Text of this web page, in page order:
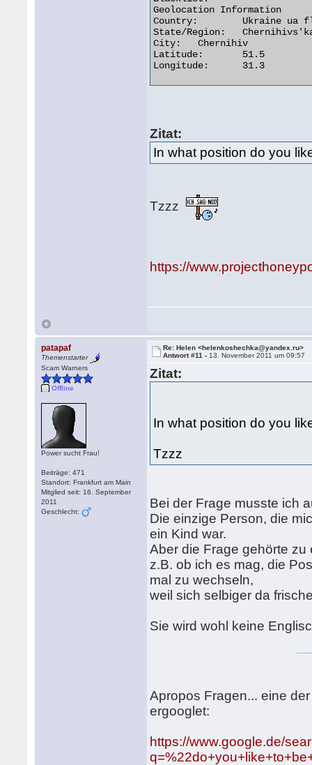
Geolocation Information
Country:	Ukraine ua flag
State/Region:	Chernihivs'ka Oblast'
City:	Chernihiv
Latitude:	51.5
Longitude:	31.3
Zitat:
In what position do you
Tzzz
https://
patapaf
Themenstarter
Scam Warners
Offline
Power sucht Frau!
Beiträge: 471
Standort: Frankfurt am Main
Mitglied seit: 16. September
2011
Geschlecht:
Re: Helen <helenkoshechka@yandex.ru>
Antwort #11 - 13. November 2011 um 09:57
Zitat:
In what position do you
Tzzz
Bei der Frage musste ich
Die einzige Person, die
ein Kind war.
Aber die Frage gehörte
z.B. ob ich es mag, die
mal zu wechseln,
weil sich selbiger da
Sie wird wohl keine
Apropos Fragen... eine
ergooglet:
https://www.google.de/